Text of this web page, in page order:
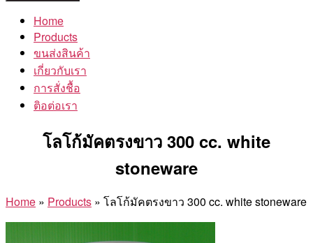
Home
Products
ขนส่งสินค้า
เกี่ยวกับเรา
การสั่งชื้อ
ติอต่อเรา
โลโก้มัคตรงขาว 300 cc. white
stoneware
Home » Products » โลโก้มัคตรงขาว 300 cc. white stoneware